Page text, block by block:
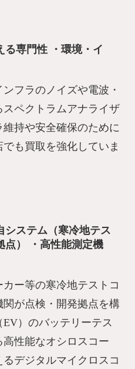
る専門性 ・環境・イ
フラのノイズや電波・
ペクトラムアナライザ
持や安全確保のために
も買取を強化していま
システム（寒冷地テス
点） ・高性能測定機
ー等の寒冷地テストコ
が点検・開発拠点を構
）のバッテリーテス
高性能なオシロスコー
デジタルマイクロスコ